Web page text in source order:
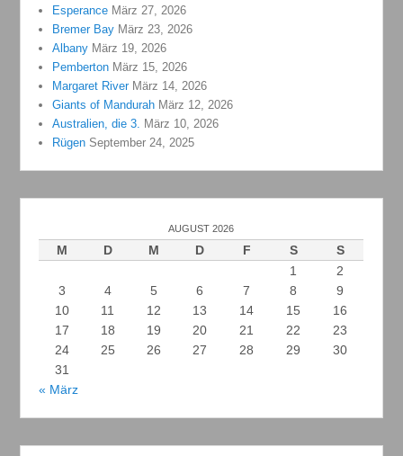
Esperance März 27, 2026
Bremer Bay März 23, 2026
Albany März 19, 2026
Pemberton März 15, 2026
Margaret River März 14, 2026
Giants of Mandurah März 12, 2026
Australien, die 3. März 10, 2026
Rügen September 24, 2025
AUGUST 2026
M D M D F S
S
1
2
3
4 5 6 7 8
9
10
11 12 13 14 15
16
17
18 19 20 21 22
23
24
25 26 27 28 29
30
31
« März